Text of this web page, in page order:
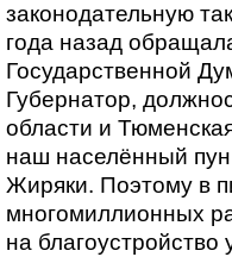
законодательную
года назад
Государственной
Губернатор,
области и
наш населённый
Жиряки. Поэтому в
многомиллионных
на